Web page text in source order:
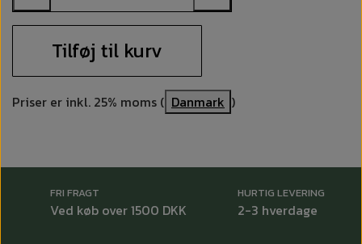
Tilføj til kurv
Priser er inkl. 25% moms ( Danmark )
FRI FRAGT
Ved køb over 1500 DKK
HURTIG LEVERING
2-3 hverdage